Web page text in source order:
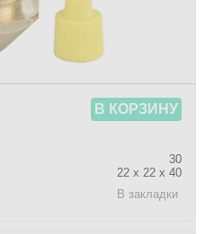
В КОРЗИНУ
30
22 x 22 x 40
В закладки